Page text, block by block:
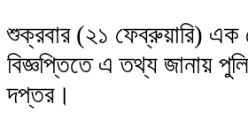
শুক্রবার (২১ ফেব্রুয়ারি) এক
বিজ্ঞপ্তিতে এ তথ্য জানায়
দপ্তর।